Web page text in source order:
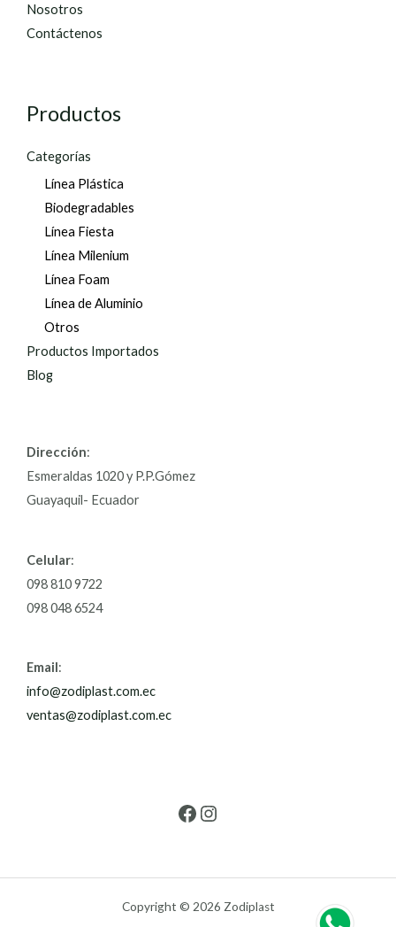
Nosotros
Contáctenos
Productos
Categorías
Línea Plástica
Biodegradables
Línea Fiesta
Línea Milenium
Línea Foam
Línea de Aluminio
Otros
Productos Importados
Blog
Dirección:
Esmeraldas 1020 y P.P.Gómez
Guayaquil- Ecuador
Celular:
098 810 9722
098 048 6524
Email:
info@zodiplast.com.ec
ventas@zodiplast.com.ec
Copyright © 2026 Zodiplast